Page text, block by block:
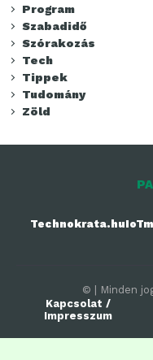
Program
Szabadidő
Szórakozás
Tech
Tippek
Tudomány
Zöld
Technokrata.hu
© | Minden
Kapcsolat /
Impresszum